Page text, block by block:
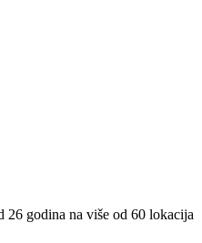
26 godina na više od 60 lokacija